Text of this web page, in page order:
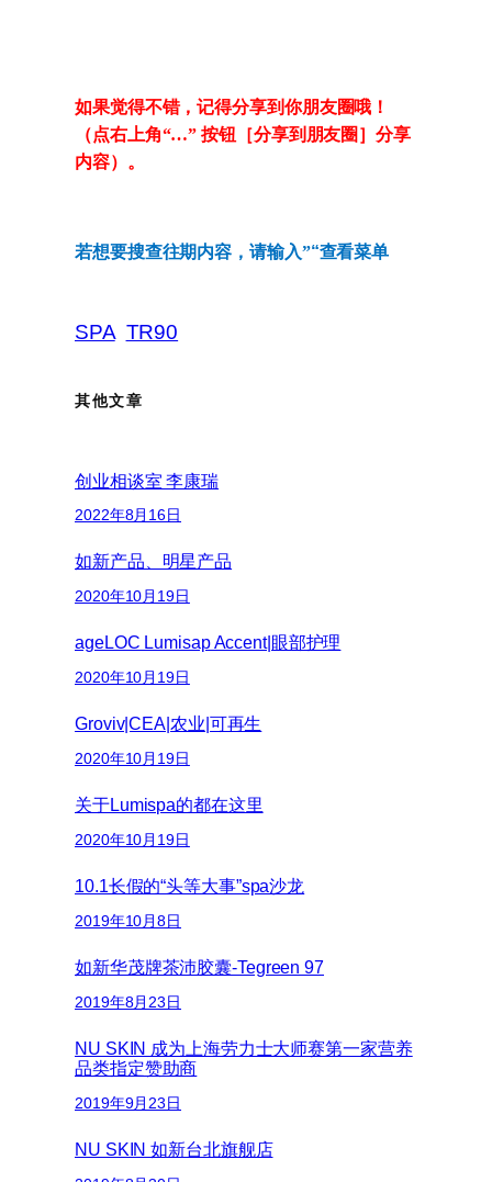
如果觉得不错，记得分享到你朋友圈哦！
（点右上角“…”按钮 ［分享到朋友圈］分享
内容）。
若想要搜查往期内容，请输入”“查看菜单
SPA TR90
其他文章
创业相谈室 李康瑞
2022年8月16日
如新产品、明星产品
2020年10月19日
ageLOC Lumisap Accent|眼部护理
2020年10月19日
Groviv|CEA|农业|可再生
2020年10月19日
关于Lumispa的都在这里
2020年10月19日
10.1长假的“头等大事”spa沙龙
2019年10月8日
如新华茂牌茶沛胶囊-Tegreen 97
2019年8月23日
NU SKIN 成为上海劳力士大师赛第一家营养
品类指定赞助商
2019年9月23日
NU SKIN 如新台北旗舰店